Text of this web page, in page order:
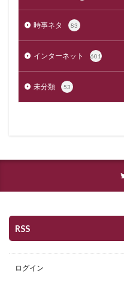
時事ネタ 83
インターネット 601
未分類 53
RSS
ログイン